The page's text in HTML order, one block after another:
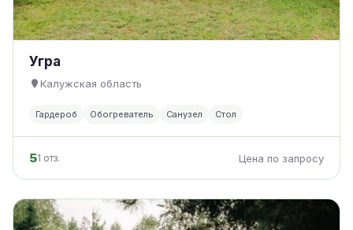
Угра
Калужская область
Гардероб Обогреватель Санузел Стол
51 отз. Цена по запросу